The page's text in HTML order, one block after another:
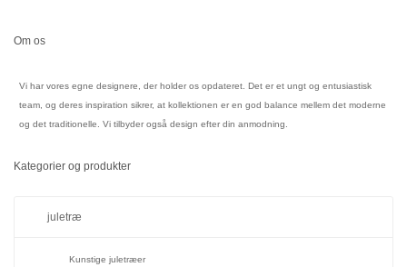
Om os
Vi har vores egne designere, der holder os opdateret. Det er et ungt og entusiastisk
team, og deres inspiration sikrer, at kollektionen er en god balance mellem det moderne
og det traditionelle. Vi tilbyder også design efter din anmodning.
Kategorier og produkter
juletræ
Kunstige juletræer